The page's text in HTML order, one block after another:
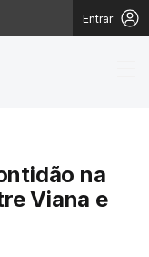
Entrar
de
na
Viana e